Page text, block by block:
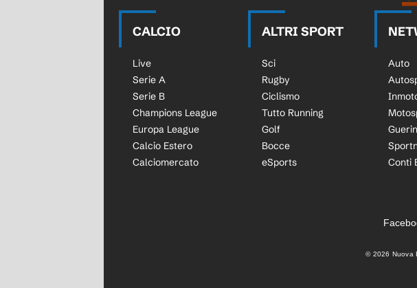
CALCIO
Live
Serie A
Serie B
Champions League
Europa League
Calcio Estero
Calciomercato
ALTRI SPORT
Sci
Rugby
Ciclismo
Tutto Running
Golf
Bocce
eSports
Auto
Conti
© 2026 Nuova